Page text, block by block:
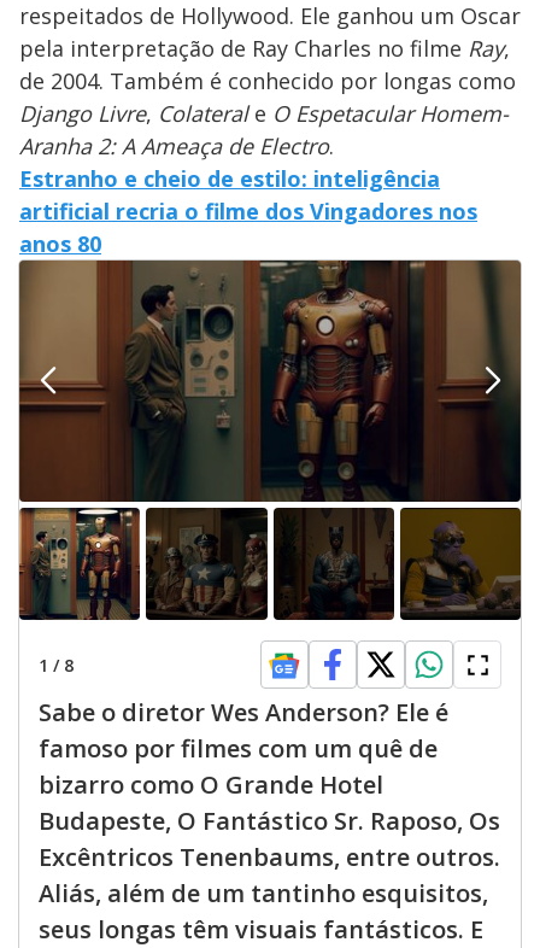
respeitados de Hollywood. Ele ganhou um Oscar
pela interpretação de Ray Charles no filme Ray,
de 2004. Também é conhecido por longas como
Django Livre, Colaterale O Espetacular Homem-
Aranha 2: A Ameaça de Electro.
Estranho e cheio de estilo: inteligência
artificial recria o filme dos Vingadores nos
anos 80
1 / 8
Sabe o diretor Wes Anderson? Ele é
famoso por filmes com um quê de
bizarro como O Grande Hotel
Budapeste, O Fantástico Sr. Raposo, Os
Excêntricos Tenenbaums, entre outros.
Aliás, além de um tantinho esquisitos,
seus longas têm visuais fantásticos. E